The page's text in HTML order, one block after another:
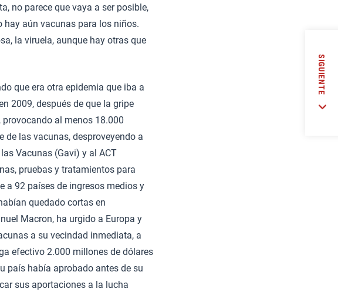
no parece que vaya a ser posible,
hay aún vacunas para los niños.
la viruela, aunque hay otras que
que era otra epidemia que iba a
2009, después de que la gripe
al menos 18.000
de las vacunas, desproveyendo a
Vacunas (Gavi) y al ACT
pruebas y tratamientos para
a 92 países de ingresos medios y
quedado cortas en
Macron, ha urgido a Europa y
a su vecindad inmediata, a
efectivo 2.000 millones de dólares
país había aprobado antes de su
sus aportaciones a la lucha
SIGUIENTE